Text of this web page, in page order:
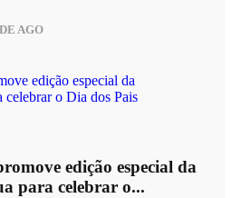
AGO
edição especial da
para celebrar o...